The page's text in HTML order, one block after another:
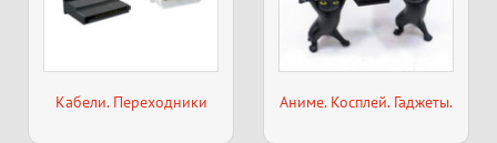
Кабели. Переходники Аниме. Косплей. Гаджеты.